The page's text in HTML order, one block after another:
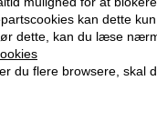
kan dette
dette, kan du læse
du flere browsere, skal